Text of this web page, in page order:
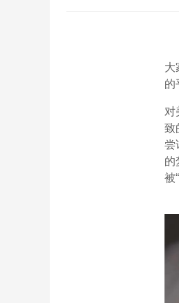
大
的
对
致
尝
的
被